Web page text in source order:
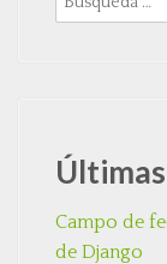
Campo de
de Django